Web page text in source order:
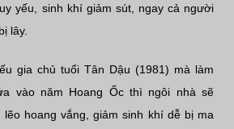
yếu, sinh khí giảm sút, ngay cả người
lây.
gia chủ tuổi Tân Dậu (1981) mà làm
vào năm Hoang Ốc thì ngôi nhà sẽ
hoang vắng, giảm sinh khí dễ bị ma